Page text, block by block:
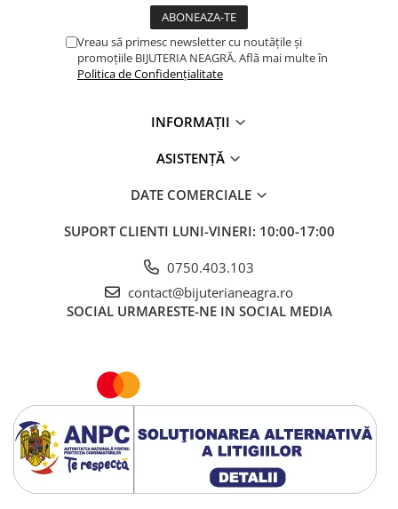
Vreau să primesc newsletter cu noutățile și
promoțiile BIJUTERIA NEAGRĂ. Află mai multe în
Politica de Confidențialitate
INFORMAȚII
ASISTENȚĂ
DATE COMERCIALE
SUPORT CLIENTI LUNI-VINERI: 10:00-17:00
0750.403.103
contact@bijuterianeagra.ro
SOCIAL URMARESTE-NE IN SOCIAL MEDIA